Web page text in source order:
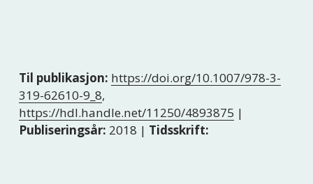
Til publikasjon: https://doi.org/10.1007/978-3-
319-62610-9_8,
https://hdl.handle.net/11250/4893875 |
Publiseringsår: 2018 | Tidsskrift: